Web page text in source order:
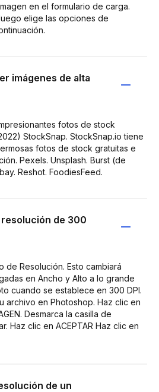
en el formulario de carga.
elige las opciones de
imágenes de alta
fotos de stock
StockSnap. StockSnap.io tiene
fotos de stock gratuitas e
Pexels. Unsplash. Burst (de
Reshot. FoodiesFeed.
de 300
de Resolución. Esto cambiará
en Ancho y Alto a lo grande
cuando se establece en 300 DPI.
archivo en Photoshop. Haz clic en
Desmarca la casilla de
Haz clic en ACEPTAR Haz clic en
de un